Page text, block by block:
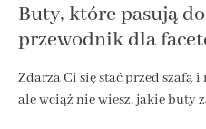
Buty, które pasują
przewodnik dla
Zdarza Ci się stać przed szafą i
ale wciąż nie wiesz, jakie buty